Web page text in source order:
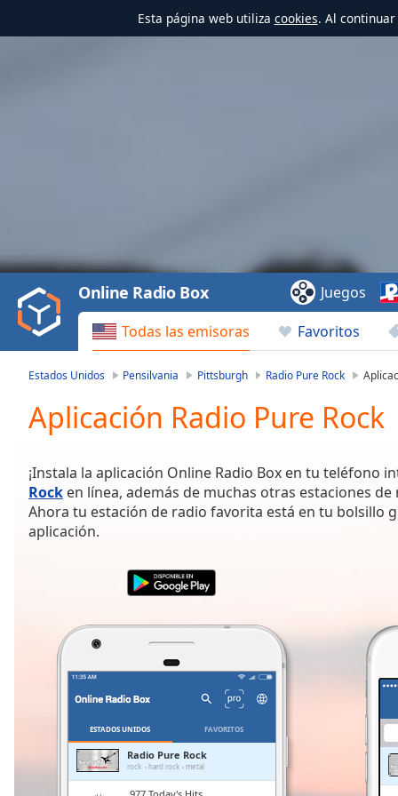
Esta página web utiliza cookies. Al
Play
Video
Play
Backward
Skip
Current
Time0:00
Duration
-:-
Loaded:
0.00%
Stream
Remaining
Todas las emisoras Favoritos
Online Radio Box Juegos
Estados Unidos Pensilvania Pittsburgh Radio Pure Rock
Aplicación Radio Pure Rock
¡Instala la aplicación Online Radio Box en tu teléfono
Rock en línea, además de muchas otras estaciones
Ahora tu estación de radio favorita está en tu bolsillo
aplicación.
ESTADOS UNIDOS FAVORITOS
Radio Pure Rock
rock hard rock metal
.977 Today's Hits